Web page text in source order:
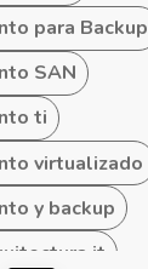
para Backup
SAN
ti
virtualizado
y backup
it